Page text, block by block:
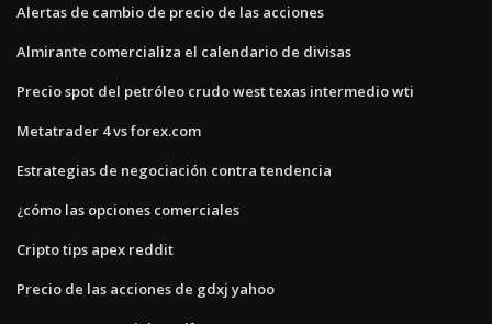
Alertas de cambio de precio de las acciones
Almirante comercializa el calendario de divisas
Precio spot del petróleo crudo west texas intermedio wti
Metatrader 4 vs forex.com
Estrategias de negociación contra tendencia
¿cómo las opciones comerciales
Cripto tips apex reddit
Precio de las acciones de gdxj yahoo